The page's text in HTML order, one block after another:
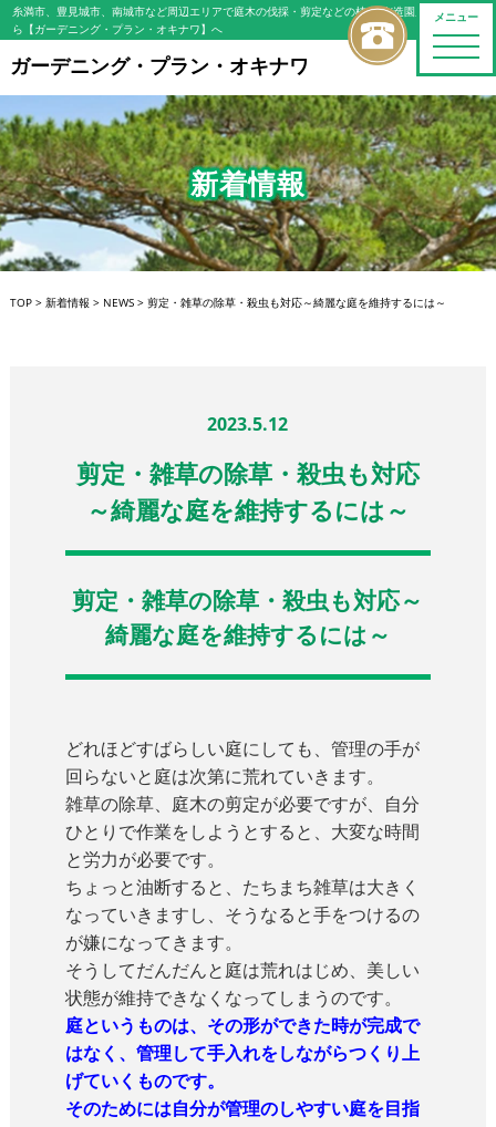
メニュー
toggle
糸満市、豊見城市、南城市など周辺エリアで庭木の伐採・剪定などの植木屋/造園屋をお探しな
ら【ガーデニング・プラン・オキナワ】へ
ガーデニング・プラン・オキナワ
新着情報
TOP> 新着情報 > NEWS> 剪定・雑草の除草・殺虫も対応～綺麗な庭を維持するには～
2023.5.12
剪定・雑草の除草・殺虫も対応
～綺麗な庭を維持するには～
剪定・雑草の除草・殺虫も対応～
綺麗な庭を維持するには～
どれほどすばらしい庭にしても、管理の手が
回らないと庭は次第に荒れていきます。
雑草の除草、庭木の剪定が必要ですが、自分
ひとりで作業をしようとすると、大変な時間
と労力が必要です。
ちょっと油断すると、たちまち雑草は大きく
なっていきますし、そうなると手をつけるの
が嫌になってきます。
そうしてだんだんと庭は荒れはじめ、美しい
状態が維持できなくなってしまうのです。
庭というものは、その形ができた時が完成で
はなく、管理して手入れをしながらつくり上
げていくものです。
そのためには自分が管理のしやすい庭を目指